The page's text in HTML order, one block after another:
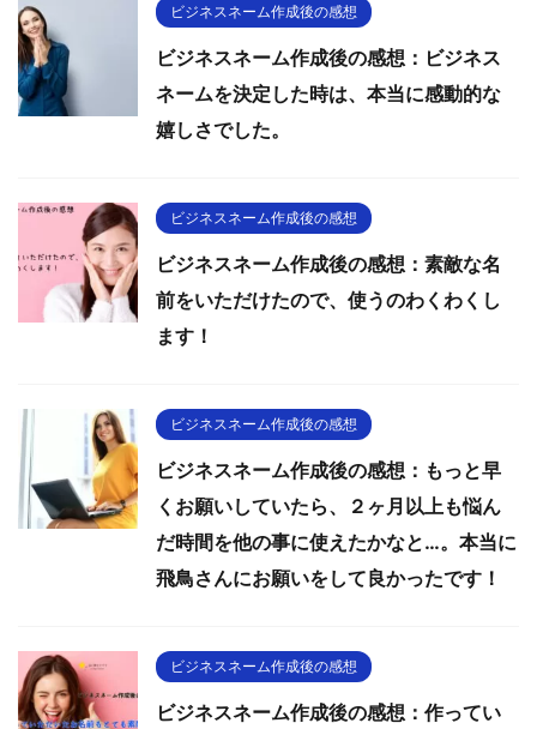
ビジネスネーム作成後の感想
ビジネスネーム作成後の感想：ビジネス
ネームを決定した時は、本当に感動的な
嬉しさでした。
ビジネスネーム作成後の感想
ビジネスネーム作成後の感想：素敵な名
前をいただけたので、使うのわくわくし
ます！
ビジネスネーム作成後の感想
ビジネスネーム作成後の感想：もっと早
くお願いしていたら、２ヶ月以上も悩ん
だ時間を他の事に使えたかなと…。本当に
飛鳥さんにお願いをして良かったです！
ビジネスネーム作成後の感想
ビジネスネーム作成後の感想：作ってい